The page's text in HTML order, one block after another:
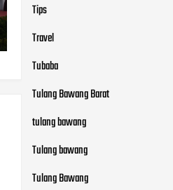
Tips
Travel
Tubaba
Tulang Bawang Barat
tulang bawang
Tulang bawang
Tulang Bawang